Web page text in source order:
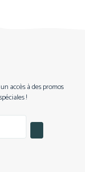
accès à des promos
!